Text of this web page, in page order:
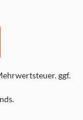
ggf.